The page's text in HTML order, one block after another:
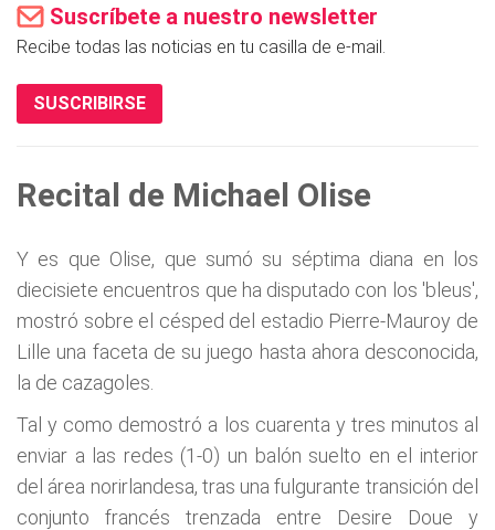
Suscríbete a nuestro newsletter
Recibe todas las noticias en tu casilla de e-mail.
SUSCRIBIRSE
Recital de Michael Olise
Y es que Olise, que sumó su séptima diana en los
diecisiete encuentros que ha disputado con los 'bleus',
mostró sobre el césped del estadio Pierre-Mauroy de
Lille una faceta de su juego hasta ahora desconocida,
la de cazagoles.
Tal y como demostró a los cuarenta y tres minutos al
enviar a las redes (1-0) un balón suelto en el interior
del área norirlandesa, tras una fulgurante transición del
conjunto francés trenzada entre Desire Doue y